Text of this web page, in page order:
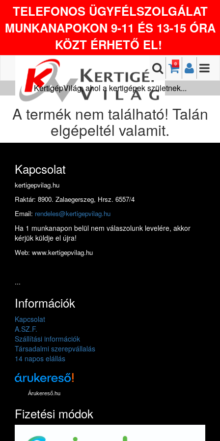
TELEFONOS ÜGYFÉLSZOLGÁLAT
MUNKANAPOKON 9-11 ÉS 13-15 ÓRA
KÖZT ÉRHETŐ EL!
0
KertigépVilág, ahol a kertigépek születnek...
A termék nem található! Talán
elgépeltél valamit.
Kapcsolat
kertigepvilag.hu
Raktár: 8900. Zalaegerszeg, Hrsz. 6557/4
Email: rendeles@kertigepvilag.hu
Ha 1 munkanapon belül nem válaszolunk levelére, akkor
kérjük küldje el újra!
Web: www.kertigepvilag.hu
...
Információk
Kapcsolat
A.SZ.F.
Szállítási információk
Társadalmi szerepvállalás
14 napos elállás
Árukereső.hu
Fizetési módok